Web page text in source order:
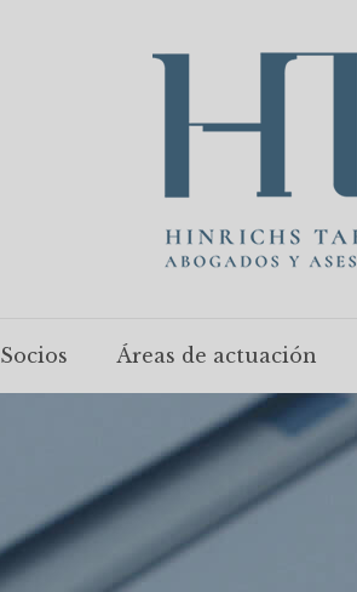
Socios Áreas de actuación